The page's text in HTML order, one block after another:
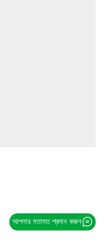
আপনার মতামত প্রদান করুন